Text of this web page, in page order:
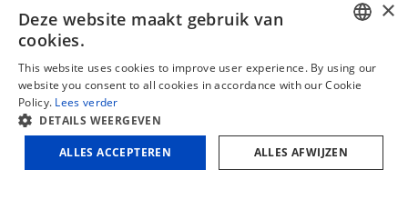
Availability
Add to cart
Weight
Dimensions
Additional information
FRENCH
×
Deze website maakt gebruik van
cookies.
This website uses cookies to improve user experience. By using our
website you consent to all cookies in accordance with our Cookie
Policy. Lees verder
DETAILS WEERGEVEN
ALLES ACCEPTEREN ALLES AFWIJZEN